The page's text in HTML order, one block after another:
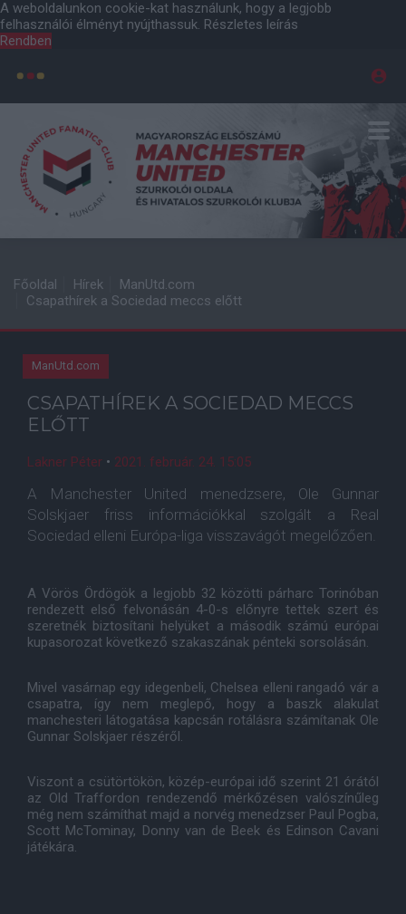
A weboldalunkon cookie-kat használunk, hogy a legjobb
felhasználói élményt nyújthassuk. Részletes leírás
Rendben
Főoldal Hírek
ManUtd.com
Csapathírek a Sociedad meccs előtt
ManUtd.com
CSAPATHÍREK A SOCIEDAD MECCS
ELŐTT
Lakner Péter • 2021. február. 24. 15:05
A Manchester United menedzsere, Ole Gunnar
Solskjaer friss információkkal szolgált a Real
Sociedad elleni Európa-liga visszavágót megelőzően.
A Vörös Ördögök a legjobb 32 közötti párharc Torinóban
rendezett első felvonásán 4-0-s előnyre tettek szert és
szeretnék biztosítani helyüket a második számú európai
kupasorozat következő szakaszának pénteki sorsolásán.
Mivel vasárnap egy idegenbeli, Chelsea elleni rangadó vár a
csapatra, így nem meglepő, hogy a baszk alakulat
manchesteri látogatása kapcsán rotálásra számítanak Ole
Gunnar Solskjaer részéről.
Viszont a csütörtökön, közép-európai idő szerint 21 órától
az Old Traffordon rendezendő mérkőzésen valószínűleg
még nem számíthat majd a norvég menedzser Paul Pogba,
Scott McTominay, Donny van de Beek és Edinson Cavani
játékára.